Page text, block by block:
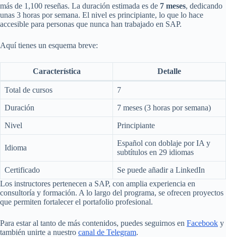
más de 1,100 reseñas. La duración estimada es de 7 meses, dedicando
unas 3 horas por semana. El nivel es principiante, lo que lo hace
accesible para personas que nunca han trabajado en SAP.
Aquí tienes un esquema breve:
Característica Detalle
Total de cursos 7
Duración 7 meses (3 horas por semana)
Nivel Principiante
Idioma
Español con doblaje por IA y
subtítulos en 29 idiomas
Certificado
Se puede añadir a LinkedIn
Los instructores pertenecen a SAP, con amplia experiencia en
consultoría y formación. A lo largo del programa, se ofrecen proyectos
que permiten fortalecer el portafolio profesional.
Para estar al tanto de más contenidos, puedes seguirnos en Facebook y
también unirte a nuestro canal de Telegram.